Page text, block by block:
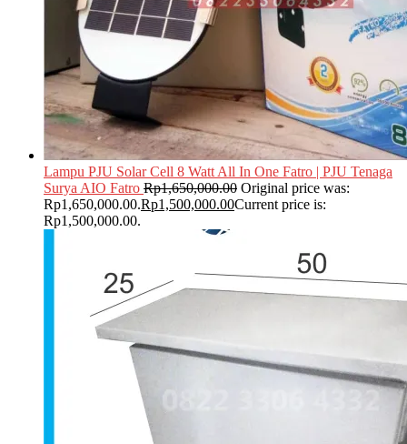
Lampu PJU Solar Cell 8 Watt All In One Fatro | PJU Tenaga
Surya AIO Fatro Rp1,650,000.00 Original price was:
Rp1,650,000.00.Rp1,500,000.00Current price is:
Rp1,500,000.00.